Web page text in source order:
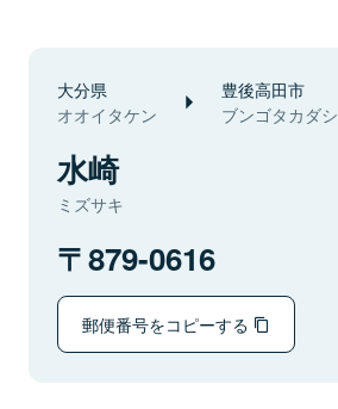
大分県
オオイタケン
豊後高田市
ブンゴタカダシ
水崎
ミズサキ
879-0616
郵便番号をコピーする